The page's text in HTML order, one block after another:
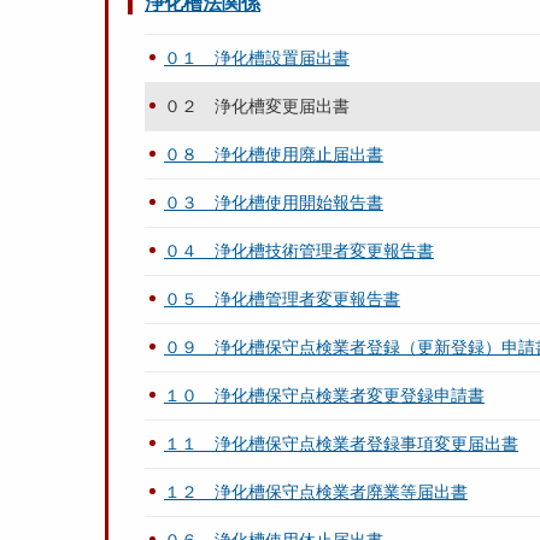
０１ 浄化槽設置届出書
０２ 浄化槽変更届出書
０８ 浄化槽使用廃止届出書
０３ 浄化槽使用開始報告書
０４ 浄化槽技術管理者変更報告書
０５ 浄化槽管理者変更報告書
０９ 浄化槽保守点検業者登録（更新登録）申請
１０ 浄化槽保守点検業者変更登録申請書
１１ 浄化槽保守点検業者登録事項変更届出書
１２ 浄化槽保守点検業者廃業等届出書